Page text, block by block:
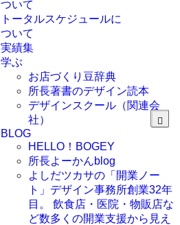
ついて
トータルスケジュールに
ついて
実績集
学ぶ
お店づくり豆辞典
所長著書のデザイン読本
デザインスクール（関連会
社）
BLOG
HELLO！BOGEY
所長よーかんblog
よしだツカサの「開業ノー
ト」 デザイン事務所創業32年
目。 飲食店・医院・物販店な
ど数多くの開業支援から見え